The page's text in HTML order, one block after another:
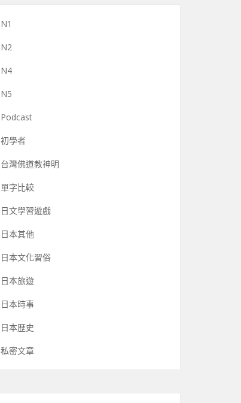
N1
N2
N4
N5
Podcast
初學者
台灣佛道教神明
單字比較
日文學習遊戲
日本其他
日本文化習俗
日本旅遊
日本時事
日本歴史
私密文章